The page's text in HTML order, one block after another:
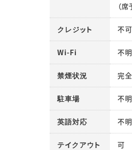
（席
クレジット 不可
Wi-Fi 不明
禁煙状況 完
駐車場 不明
英語対応 不明
テイクアウト 可